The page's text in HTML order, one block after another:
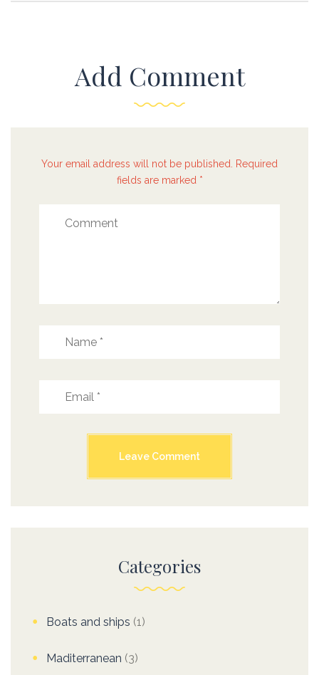
Add Comment
Your email address will not be published. Required
fields are marked *
Categories
Boats and ships (1)
Maditerranean (3)